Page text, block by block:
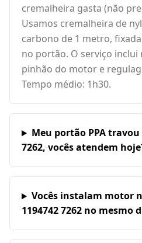
cremalheira gasta (não
Usamos cremalheira de
carbono de 1 metro,
no portão. O serviço
pinhão do motor e
Tempo médio: 1h30.
Meu portão PPA travou
7262, vocês atendem
Vocês instalam motor
1194742 7262 no mesmo